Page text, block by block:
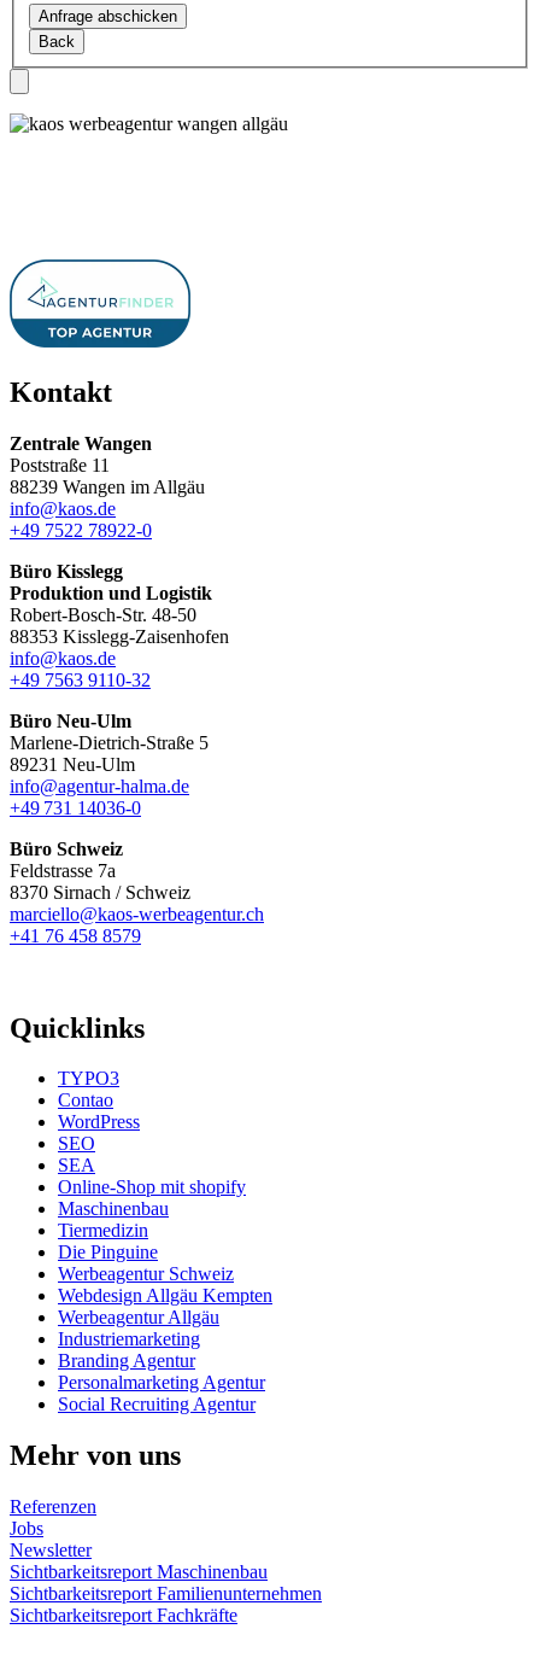
Bitte
lasse
dieses
Kontakt
Zentrale Wangen
Poststraße 11
88239 Wangen im Allgäu
info@kaos.de
+49 7522 78922-0
Büro Kisslegg
Produktion und Logistik
Robert-Bosch-Str. 48-50
88353 Kisslegg-Zaisenhofen
info@kaos.de
+49 7563 9110-32
Büro Neu-Ulm
Marlene-Dietrich-Straße 5
89231 Neu-Ulm
info@agentur-halma.de
+49 731 14036-0
Büro Schweiz
Feldstrasse 7a
8370 Sirnach / Schweiz
marciello@kaos-werbeagentur.ch
+41 76 458 8579
Quicklinks
TYPO3
Contao
WordPress
SEO
SEA
Online-Shop mit shopify
Maschinenbau
Tiermedizin
Die Pinguine
Werbeagentur Schweiz
Webdesign Allgäu Kempten
Werbeagentur Allgäu
Industriemarketing
Branding Agentur
Personalmarketing Agentur
Social Recruiting Agentur
Mehr von uns
Referenzen
Jobs
Newsletter
Sichtbarkeitsreport Maschinenbau
Sichtbarkeitsreport Familienunternehmen
Sichtbarkeitsreport Fachkräfte